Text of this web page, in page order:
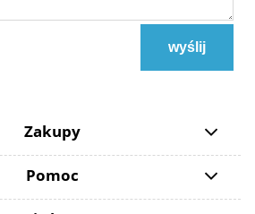
wyślij
Zakupy
Pomoc